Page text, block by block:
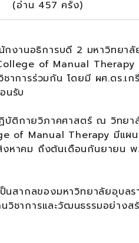
(อ่าน 457 ครั้ง)
นอธิการบดี 2 มหาวิทยาลั
of Manual Therapy
าการร่วมกัน โดยมี ผศ.ดร.เ
นรับ
ติกายวิภาคศาสตร์ ณ วิทยา
of Manual Therapy มีแผน
งหาคม ถึงต้นเดือนกันยายน
ากลของมหาวิทยาลัยอุบลร
วิชาการและวัฒนธรรมอย่างส